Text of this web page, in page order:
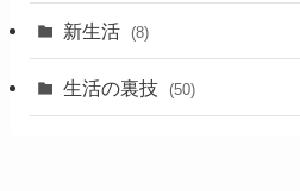
新生活 (8)
生活の裏技 (50)